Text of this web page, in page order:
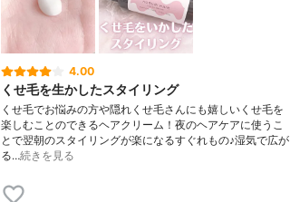
4.00
くせ毛を生かしたスタイリング
くせ毛でお悩みの方や隠れくせ毛さんにも嬉しいくせ毛を
楽しむことのできるヘアクリーム！夜のヘアケアに使うこ
とで翌朝のスタイリングが楽になるすぐれもの♪湿気で広が
る…続きを見る